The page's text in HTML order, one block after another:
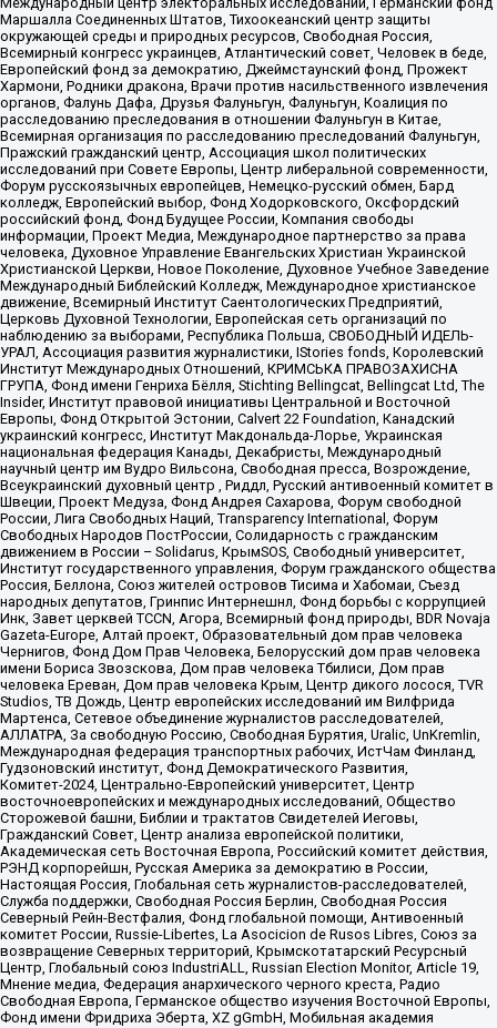
Маршалла Соединенных Штатов, Тихоокеанский центр защиты
окружающей среды и природных ресурсов, Свободная Россия,
Всемирный конгресс украинцев, Атлантический совет, Человек в беде,
Европейский фонд за демократию, Джеймстаунский фонд, Прожект
Хармони, Родники дракона, Врачи против насильственного извлечения
органов, Фалунь Дафа, Друзья Фалуньгун, Фалуньгун, Коалиция по
расследованию преследования в отношении Фалуньгун в Китае,
Всемирная организация по расследованию преследований Фалуньгун,
Пражский гражданский центр, Ассоциация школ политических
исследований при Совете Европы, Центр либеральной современности,
Форум русскоязычных европейцев, Немецко-русский обмен, Бард
колледж, Европейский выбор, Фонд Ходорковского, Оксфордский
российский фонд, Фонд Будущее России, Компания свободы
информации, Проект Медиа, Международное партнерство за права
человека, Духовное Управление Евангельских Христиан Украинской
Христианской Церкви, Новое Поколение, Духовное Учебное Заведение
Международный Библейский Колледж, Международное христианское
движение, Всемирный Институт Саентологических Предприятий,
Церковь Духовной Технологии, Европейская сеть организаций по
наблюдению за выборами, Республика Польша, СВОБОДНЫЙ ИДЕЛЬ-
УРАЛ, Ассоциация развития журналистики, IStories fonds, Королевский
Институт Международных Отношений, КРИМСЬКА ПРАВОЗАХИСНА
ГРУПА, Фонд имени Генриха Бёлля, Stichting Bellingcat, Bellingcat Ltd, The
Insider, Институт правовой инициативы Центральной и Восточной
Европы, Фонд Открытой Эстонии, Calvert 22 Foundation, Канадский
украинский конгресс, Институт Макдональда-Лорье, Украинская
национальная федерация Канады, Декабристы, Международный
научный центр им Вудро Вильсона, Свободная пресса, Возрождение,
Всеукраинский духовный центр , Риддл, Русский антивоенный комитет в
Швеции, Проект Медуза, Фонд Андрея Сахарова, Форум свободной
России, Лига Свободных Наций, Transparеncy International, Форум
Свободных Народов ПостРоссии, Солидарность с гражданским
движением в России – Solidarus, КрымSOS, Свободный университет,
Институт государственного управления, Форум гражданского общества
Россия, Беллона, Союз жителей островов Тисима и Хабомаи, Съезд
народных депутатов, Гринпис Интернешнл, Фонд борьбы с коррупцией
Инк, Завет церквей TCCN, Агора, Всемирный фонд природы, BDR Novaja
Gazeta-Europe, Алтай проект, Образовательный дом прав человека
Чернигов, Фонд Дом Прав Человека, Белорусский дом прав человека
имени Бориса Звозскова, Дом прав человека Тбилиси, Дом прав
человека Ереван, Дом прав человека Крым, Центр дикого лосося, TVR
Studios, ТВ Дождь, Центр европейских исследований им Вилфрида
Мартенса, Сетевое объединение журналистов расследователей,
АЛЛАТРА, За свободную Россию, Свободная Бурятия, Uralic, UnKremlin,
Международная федерация транспортных рабочих, ИстЧам Финланд,
Гудзоновский институт, Фонд Демократического Развития,
Комитет-2024, Центрально-Европейский университет, Центр
восточноевропейских и международных исследований, Общество
Сторожевой башни, Библии и трактатов Свидетелей Иеговы,
Гражданский Совет, Центр анализа европейской политики,
Академическая сеть Восточная Европа, Российский комитет действия,
РЭНД корпорейшн, Русская Америка за демократию в России,
Настоящая Россия, Глобальная сеть журналистов-расследователей,
Служба поддержки, Свободная Россия Берлин, Свободная Россия
Северный Рейн-Вестфалия, Фонд глобальной помощи, Антивоенный
комитет России, Russie-Libertes, La Asocicion de Rusos Libres, Союз за
возвращение Северных территорий, Крымскотатарский Ресурсный
Центр, Глобальный союз IndustriALL, Russian Election Monitor, Article 19,
Мнение медиа, Федерация анархического черного креста, Радио
Свободная Европа, Германское общество изучения Восточной Европы,
Фонд имени Фридриха Эберта, XZ gGmbH, Мобильная академия